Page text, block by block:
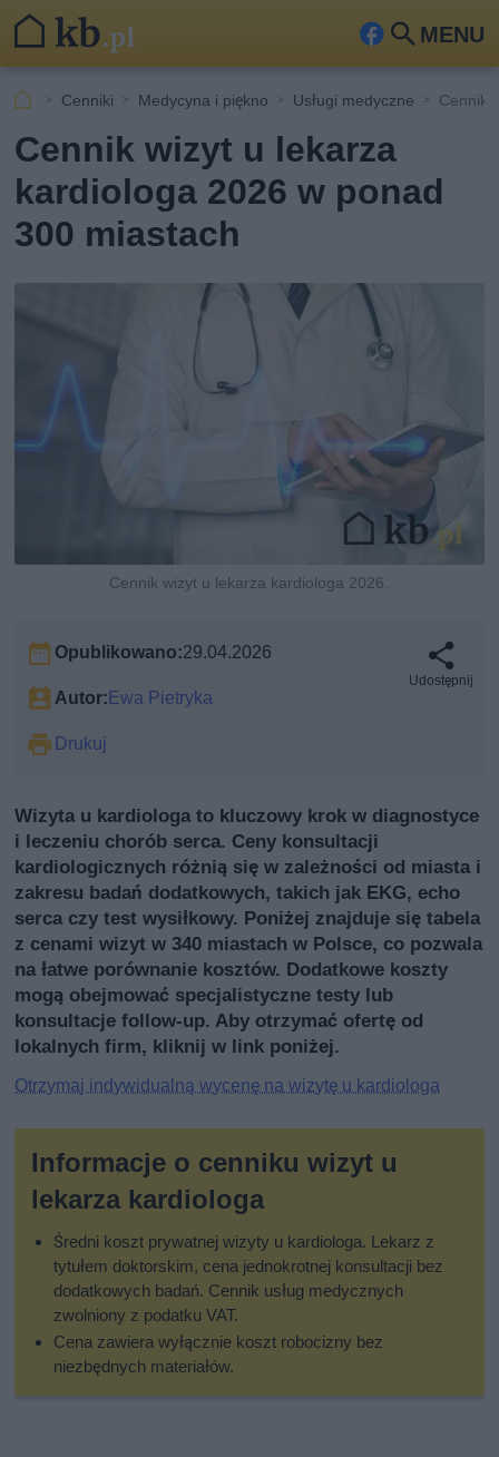
MENU
Fa
ook
Szu
Cenniki Medycyna i piękno Usługi medyczne Cennik
Cennik wizyt u lekarza
kardiologa 2026 w ponad
300 miastach
Cennik wizyt u lekarza kardiologa 2026.
Opublikowano:29.04.2026
Autor:Ewa Pietryka
Drukuj
Udostępnij
Wizyta u kardiologa to kluczowy krok w diagnostyce
i leczeniu chorób serca. Ceny konsultacji
kardiologicznych różnią się w zależności od miasta i
zakresu badań dodatkowych, takich jak EKG, echo
serca czy test wysiłkowy. Poniżej znajduje się tabela
z cenami wizyt w 340 miastach w Polsce, co pozwala
na łatwe porównanie kosztów. Dodatkowe koszty
mogą obejmować specjalistyczne testy lub
konsultacje follow-up. Aby otrzymać ofertę od
lokalnych firm, kliknij w link poniżej.
Otrzymaj indywidualną wycenę na wizytę u kardiologa
Informacje o cenniku wizyt u
lekarza kardiologa
Średni koszt prywatnej wizyty u kardiologa. Lekarz z
tytułem doktorskim, cena jednokrotnej konsultacji bez
dodatkowych badań. Cennik usług medycznych
zwolniony z podatku VAT.
Cena zawiera wyłącznie koszt robocizny bez
niezbędnych materiałów.